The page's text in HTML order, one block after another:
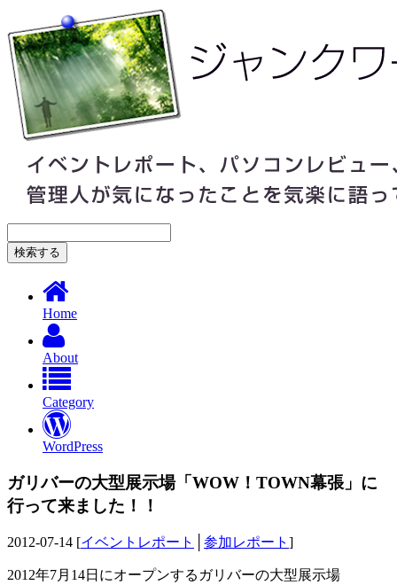
Home
About
Category
WordPress
ガリバーの大型展示場「WOW！TOWN幕張」に
行って来ました！！
2012-07-14 [イベントレポート 参加レポート ]
2012年7月14日にオープンするガリバーの大型展示場